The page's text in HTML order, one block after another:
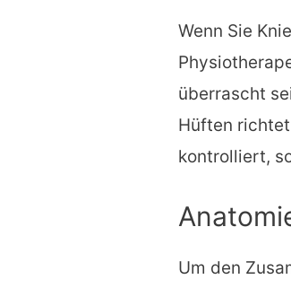
Wenn Sie
überrascht
Hüften
kontrolliert,
Um den